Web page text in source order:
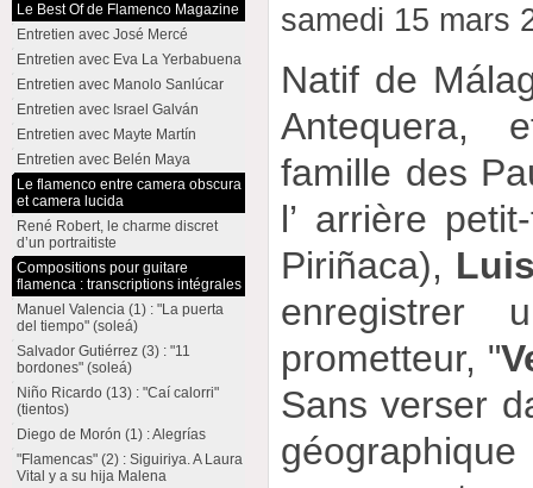
samedi 15 mars
Natif de
Antequera,
famille des
l’ arrière
Piriñaca),
enregistrer
prometteur, "
Sans verser
Le Best Of de Flamenco Magazine
Entretien avec José Mercé
Entretien avec Eva La Yerbabuena
Entretien avec Manolo Sanlúcar
Entretien avec Israel Galván
Entretien avec Mayte Martín
Entretien avec Belén Maya
Le flamenco entre camera obscura
et camera lucida
René Robert, le charme discret
d’un portraitiste
Compositions pour guitare
flamenca : transcriptions intégrales
Manuel Valencia (1) : "La puerta
del tiempo" (soleá)
Salvador Gutiérrez (3) : "11
bordones" (soleá)
Niño Ricardo (13) : "Caí calorri"
(tientos)
Diego de Morón (1) : Alegrías
"Flamencas" (2) : Siguiriya. A Laura
Vital y a su hija Malena